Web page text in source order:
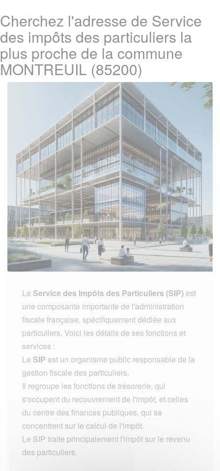
Cherchez l'adresse de Service
des impôts des particuliers la
plus proche de la commune
MONTREUIL (85200)
Le Service des Impôts des Particuliers (SIP) est
une composante importante de l'administration
fiscale française, spécifiquement dédiée aux
particuliers. Voici les détails de ses fonctions et
services :
Le SIP est un organisme public responsable de la
gestion fiscale des particuliers.
Il regroupe les fonctions de trésorerie, qui
s'occupent du recouvrement de l'impôt, et celles
du centre des finances publiques, qui se
concentrent sur le calcul de l'impôt.
Le SIP traite principalement l'impôt sur le revenu
des particuliers.